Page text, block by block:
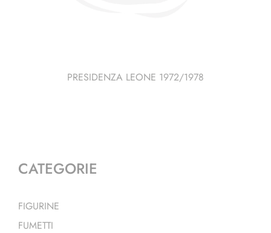
PRESIDENZA LEONE 1972/1978
CATEGORIE
FIGURINE
FUMETTI